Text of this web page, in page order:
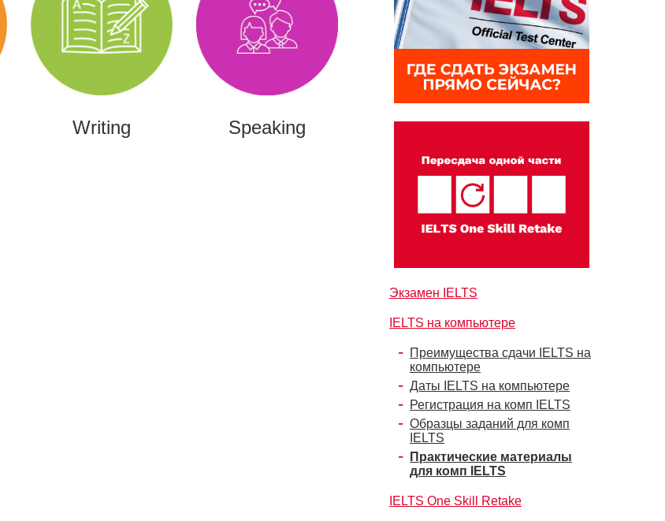
Writing Speaking
Экзамен IELTS
IELTS на компьютере
Преимущества сдачи IELTS на
компьютере
Даты IELTS на компьютере
Регистрация на комп IELTS
Образцы заданий для комп
IELTS
Практические материалы
для комп IELTS
IELTS One Skill Retake